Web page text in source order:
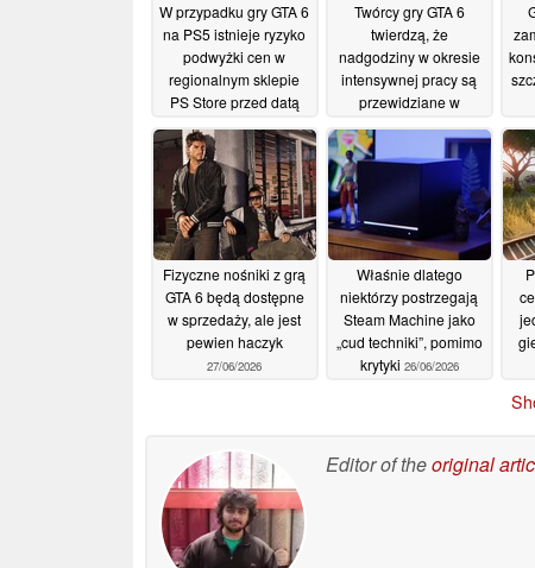
W przypadku gry GTA 6
na PS5 istnieje ryzyko
podwyżki cen w
regionalnym sklepie
PS Store przed datą
wersja fizyczna będzie
tańsza19/07/2026
Twórcy gry GTA 6
twierdzą, że
nadgodziny w okresie
intensywnej pracy są
przewidziane w
z firmą Rockstar
Fizyczne nośniki z grą
GTA 6 będą dostępne
w sprzedaży, ale jest
pewien haczyk
27/06/2026
Właśnie dlatego
niektórzy postrzegają
Steam Machine jako
„cud techniki”, pomimo
krytyki 26/06/2026
Editor of theoriginal